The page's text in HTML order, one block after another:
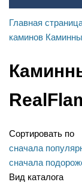
Главная
каминов
Сортировать по
сначала
сначала
Вид каталога